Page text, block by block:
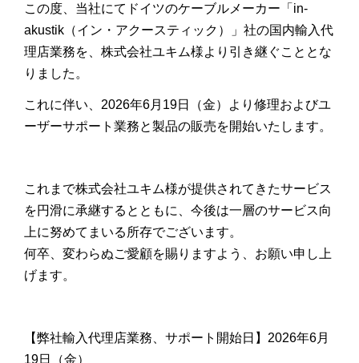
この度、当社にてドイツのケーブルメーカー「 in-
akustik （イン・アクースティック）」社の国内輸入代
理店業務を、株式会社ユキム様より引き継ぐこととな
りました。
これに伴い、2026年6月19日（金）より修理およびユ
ーザーサポート業務と製品の販売を開始いたします。
これまで株式会社ユキム様が提供されてきたサービス
を円滑に承継するとともに、今後は一層のサービス向
上に努めてまいる所存でございます。
何卒、変わらぬご愛顧を賜りますよう、お願い申し上
げます。
【弊社輸入代理店業務、サポート開始日】2026年6月
19日（金）